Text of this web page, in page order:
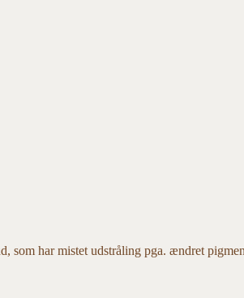
som har mistet udstråling pga. ændret